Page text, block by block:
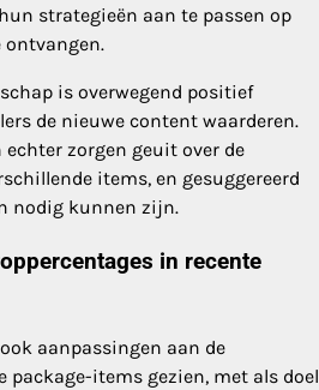
strategieën aan te passen op
ontvangen.
is overwegend positief
de nieuwe content waarderen.
zorgen geuit over de
items, en gesuggereerd
nodig kunnen zijn.
in recente
aanpassingen aan de
package-items gezien, met als doel